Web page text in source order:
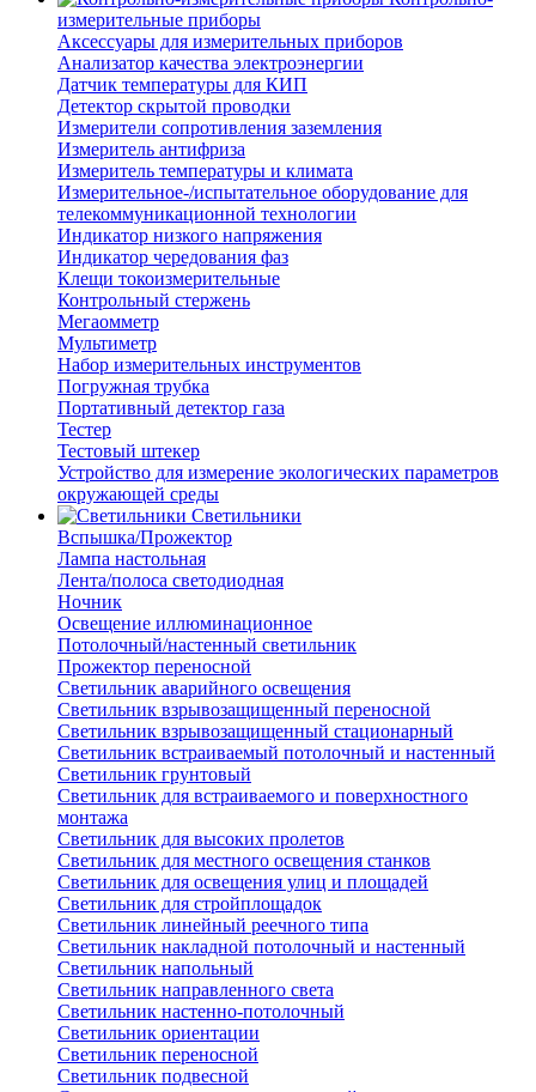
измерительные приборы
Аксессуары для измерительных приборов
Анализатор качества электроэнергии
Датчик температуры для КИП
Детектор скрытой проводки
Измерители сопротивления заземления
Измеритель антифриза
Измеритель температуры и климата
Измерительное-/испытательное оборудование для
телекоммуникационной технологии
Индикатор низкого напряжения
Индикатор чередования фаз
Клещи токоизмерительные
Контрольный стержень
Мегаомметр
Мультиметр
Набор измерительных инструментов
Погружная трубка
Портативный детектор газа
Тестер
Тестовый штекер
Устройство для измерение экологических параметров
окружающей среды
Светильники
Вспышка/Прожектор
Лампа настольная
Лента/полоса светодиодная
Ночник
Освещение иллюминационное
Потолочный/настенный светильник
Прожектор переносной
Светильник аварийного освещения
Светильник взрывозащищенный переносной
Светильник взрывозащищенный стационарный
Светильник встраиваемый потолочный и настенный
Светильник грунтовый
Светильник для встраиваемого и поверхностного
монтажа
Светильник для высоких пролетов
Светильник для местного освещения станков
Светильник для освещения улиц и площадей
Светильник для стройплощадок
Светильник линейный реечного типа
Светильник накладной потолочный и настенный
Светильник напольный
Светильник направленного света
Светильник настенно-потолочный
Светильник ориентации
Светильник переносной
Светильник подвесной